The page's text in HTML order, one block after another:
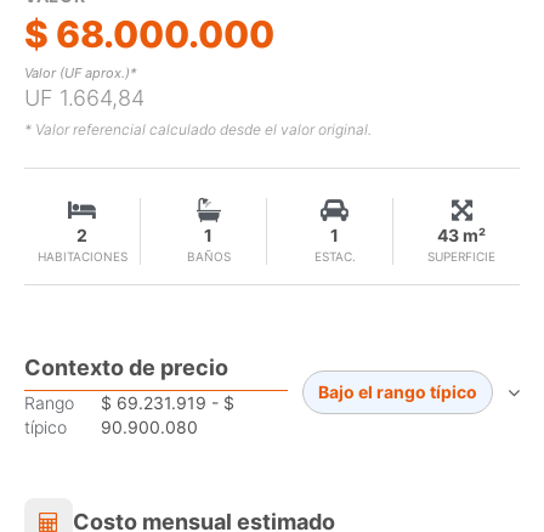
$ 68.000.000
Valor (UF aprox.)*
UF 1.664,84
* Valor referencial calculado desde el valor original.
HABITACIONES
2
BAÑOS
1
ESTAC.
1
SUPERFICIE
43 m²
Contexto de precio
Rango
típico
$ 69.231.919 - $
90.900.080
Bajo el rango típico
Costo mensual estimado
Costo mensual estimado